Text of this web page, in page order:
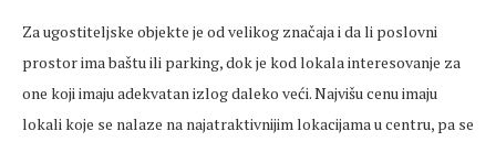
Za ugostiteljske objekte je od velikog značaja i da li poslovni
prostor ima baštu ili parking, dok je kod lokala interesovanje za
one koji imaju adekvatan izlog daleko veći. Najvišu cenu imaju
lokali koje se nalaze na najatraktivnijim lokacijama u centru, pa se